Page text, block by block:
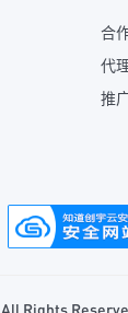
合
代
推
Rights